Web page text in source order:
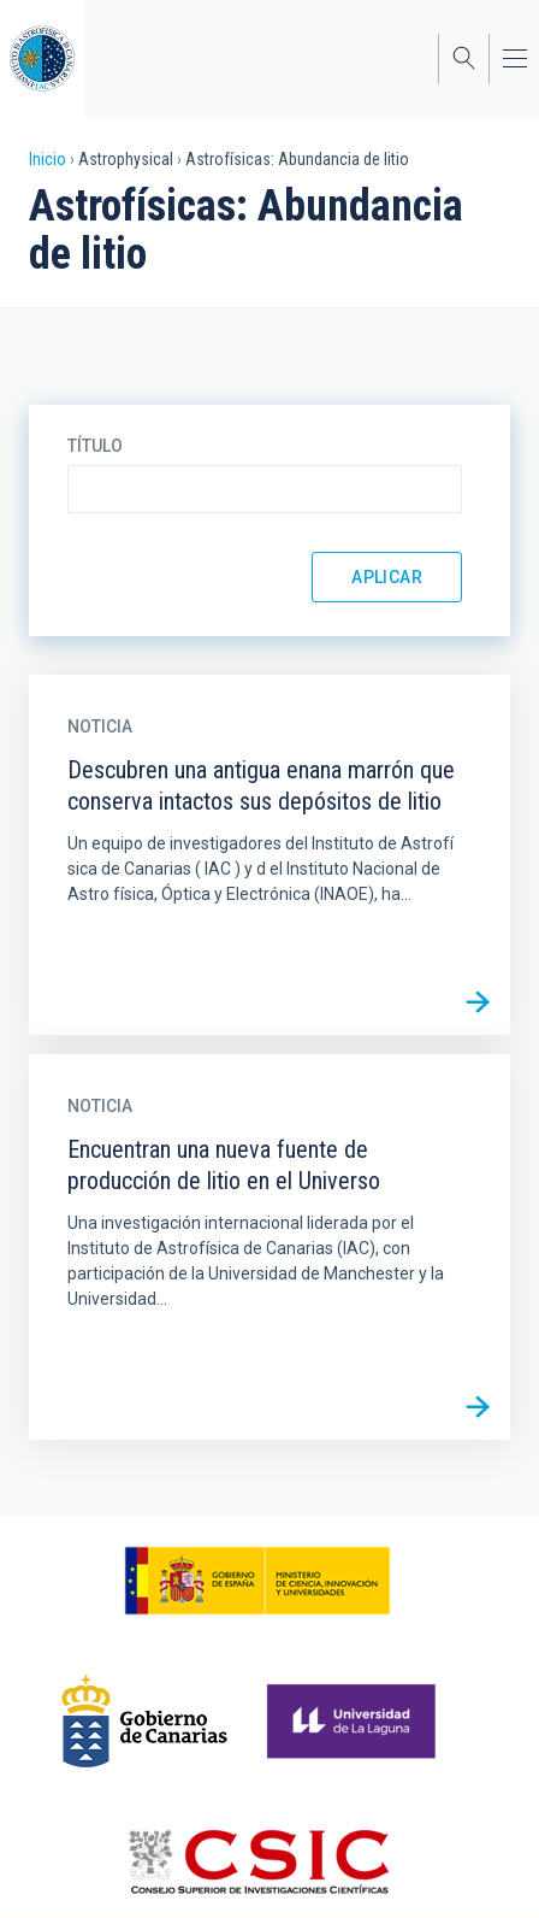
al
contenido
principal
Sobrescribir
enlaces
de
Inicio Astrophysical Astrofísicas: Abundancia de litio
Astrofísicas: Abundancia
de litio
TÍTULO
NOTICIA
Descubren una antigua enana marrón que
conserva intactos sus depósitos de litio
Un equipo de investigadores del Instituto de Astrofí
sica de Canarias ( IAC ) y d el Instituto Nacional de
Astro física, Óptica y Electrónica (INAOE), ha...
NOTICIA
Encuentran una nueva fuente de
producción de litio en el Universo
Una investigación internacional liderada por el
Instituto de Astrofísica de Canarias (IAC), con
participación de la Universidad de Manchester y la
Universidad...